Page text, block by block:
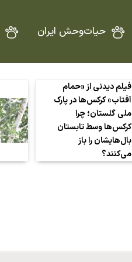
حیات‌وحش ایران
فیلم دیدنی از «حمام
آفتاب» کرکس‌ها در پارک
ملی گلستان؛ چرا
کرکس‌ها وسط تابستان
بال‌هایشان را باز
می‌کنند؟